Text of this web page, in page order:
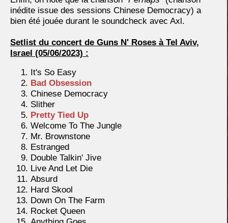
inédite issue des sessions Chinese Democracy) a
bien été jouée durant le soundcheck avec Axl.
Setlist du concert de Guns N' Roses à Tel Aviv,
Israel (05/06/2023) :
It's So Easy
Bad Obsession
Chinese Democracy
Slither
Pretty Tied Up
Welcome To The Jungle
Mr. Brownstone
Estranged
Double Talkin' Jive
Live And Let Die
Absurd
Hard Skool
Down On The Farm
Rocket Queen